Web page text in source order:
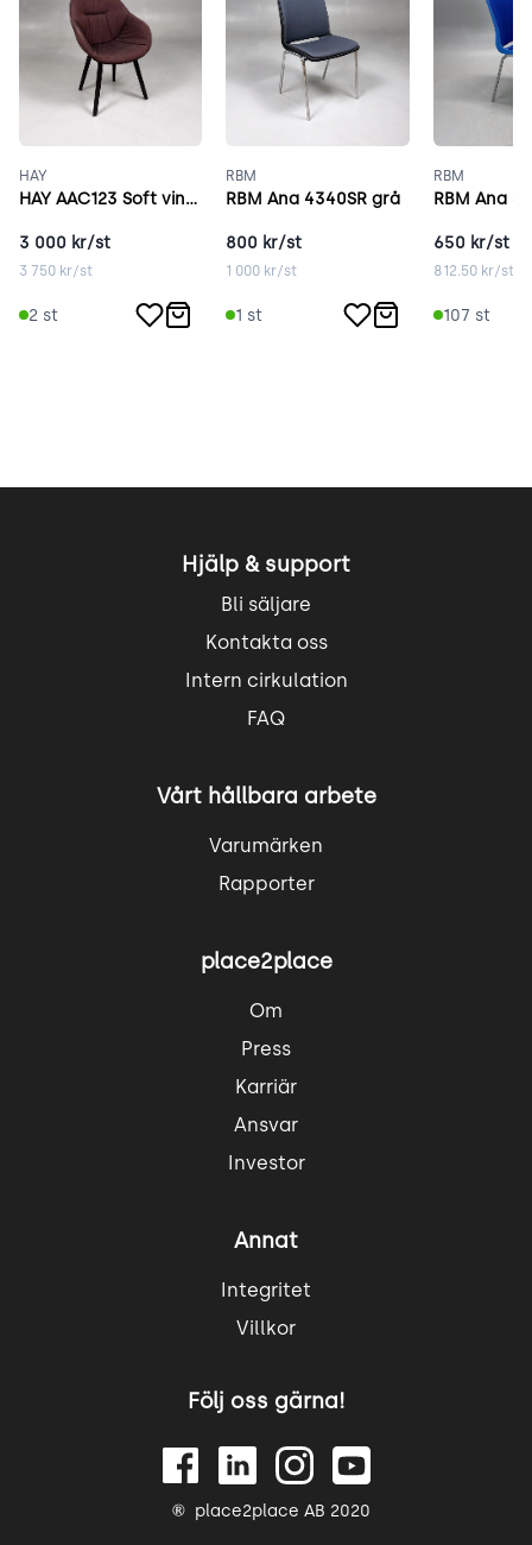
HAY
HAY AAC123 Soft vinröd
3 000 kr/st
3 750 kr/st
2 st
RBM
RBM Ana 4340SR grå
800 kr/st
1 000 kr/st
1 st
RBM
RBM Ana
650 kr/st
812.50kr/st
107 st
Hjälp & support
Bli säljare
Kontakta oss
Intern cirkulation
FAQ
Vårt hållbara arbete
Varumärken
Rapporter
place2place
Om
Press
Karriär
Ansvar
Investor
Annat
Integritet
Villkor
Följ oss gärna!
place2place AB 2020